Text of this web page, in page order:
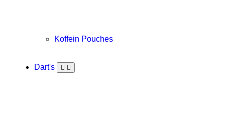
Koffein Pouches
Dart's